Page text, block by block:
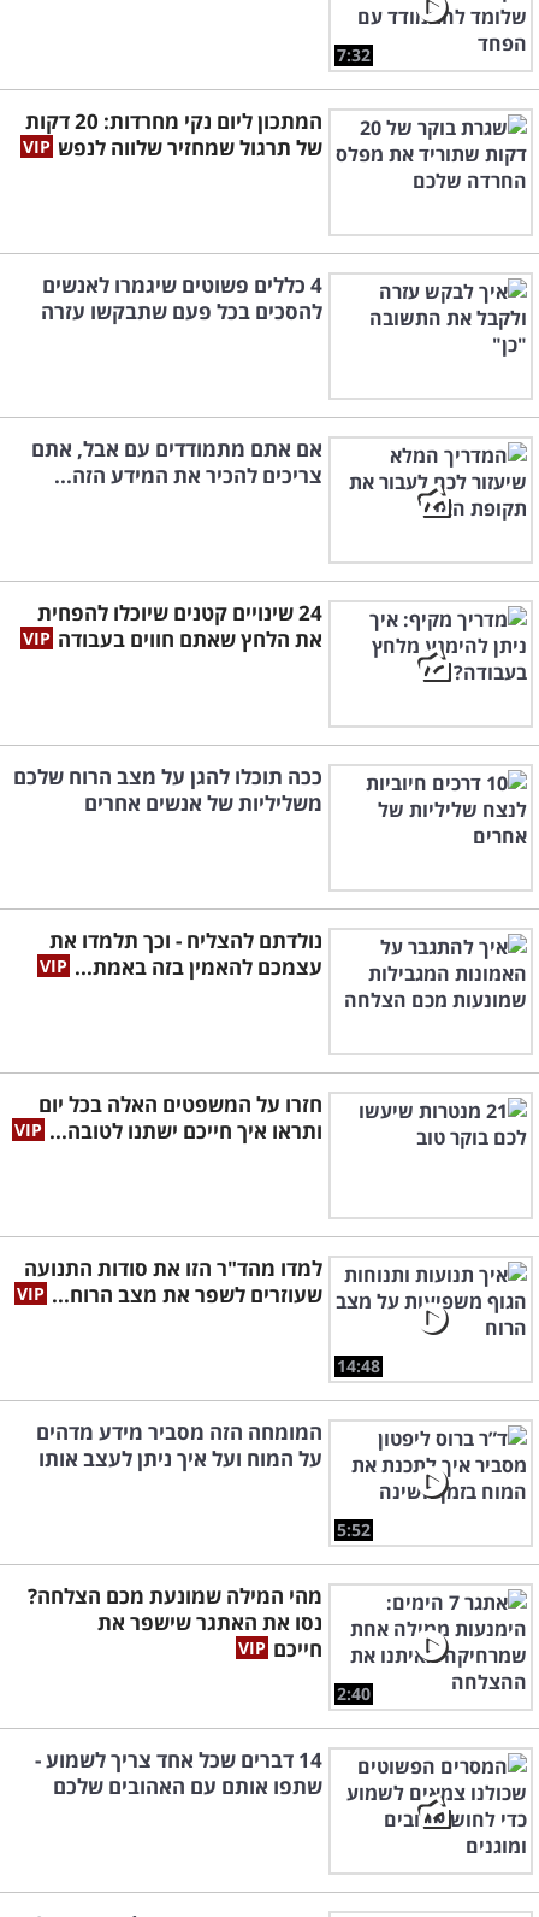
7:32
המתכון ליום נקי מחרדות: 20 דקות
של תרגול שמחזיר שלווה לנפש
4 כללים פשוטים שיגמרו לאנשים
להסכים בכל פעם שתבקשו עזרה
אם אתם מתמודדים עם אבל, אתם
צריכים להכיר את המידע הזה...
24 שינויים קטנים שיוכלו להפחית
את הלחץ שאתם חווים בעבודה
ככה תוכלו להגן על מצב הרוח שלכם
משליליות של אנשים אחרים
נולדתם להצליח - וכך תלמדו את
עצמכם להאמין בזה באמת...
חזרו על המשפטים האלה בכל יום
ותראו איך חייכם ישתנו לטובה...
14:48
למדו מהד"ר הזו את סודות התנועה
שעוזרים לשפר את מצב הרוח...
5:52
המומחה הזה מסביר מידע מדהים
על המוח ועל איך ניתן לעצב אותו
2:40
מהי המילה שמונעת מכם הצלחה?
נסו את האתגר שישפר את
חייכם
14 דברים שכל אחד צריך לשמוע -
שתפו אותם עם האהובים שלכם